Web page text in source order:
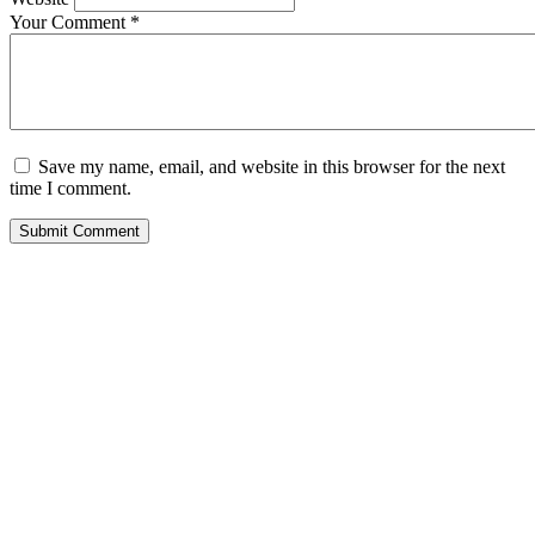
Your Comment *
Save my name, email, and website in this browser for the next
time I comment.
Submit Comment